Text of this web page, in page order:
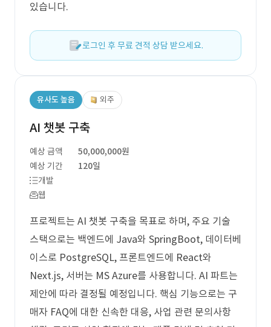
있습니다.
로그인 후 무료 견적 상담 받으세요.
유사도 높음 외주
AI 챗봇 구축
예상 금액
50,000,000원
예상 기간
120일
개발
웹
프로젝트는 AI 챗봇 구축을 목표로 하며, 주요 기술
스택으로는 백엔드에 Java와 SpringBoot, 데이터베
이스로 PostgreSQL, 프론트엔드에 React와
Next.js, 서버는 MS Azure를 사용합니다. AI 파트는
제안에 따라 결정될 예정입니다. 핵심 기능으로는 구
매자 FAQ에 대한 신속한 대응, 사업 관련 문의사항